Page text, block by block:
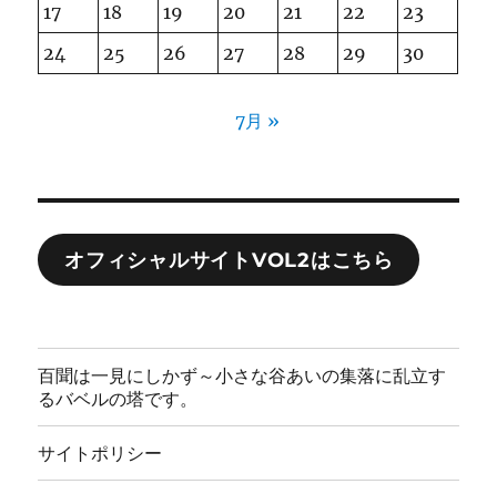
17
18 19 20 21 22
23
24
25 26 27 28 29 30
7月 »
オフィシャルサイトVOL2はこちら
百聞は一見にしかず～小さな谷あいの集落に乱立す
るバベルの塔です。
サイトポリシー